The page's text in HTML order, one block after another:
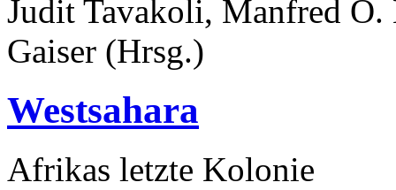
Judit Tavakoli, Manfred
Gaiser (Hrsg.)
Westsahara
Afrikas letzte Kolonie